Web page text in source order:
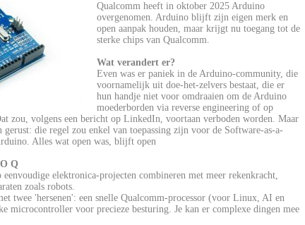
Qualcomm heeft in oktober 2025 Arduino
overgenomen. Arduino blijft zijn eigen merk en
open aanpak houden, maar krijgt nu toegang tot de
sterke chips van Qualcomm.
Wat verandert er?
Even was er paniek in de Arduino-community, die
voornamelijk uit doe-het-zelvers bestaat, die er
hun handje niet voor omdraaien om de Arduino
moederborden via reverse engineering of op
zou, volgens een bericht op LinkedIn, voortaan verboden worden. Maar
die regel zou enkel van toepassing zijn voor de Software-as-a-
Alles wat open was, blijft open
Q
elektronica-projecten combineren met meer rekenkracht,
zoals robots.
twee 'hersenen': een snelle Qualcomm-processor (voor Linux, AI en
microcontroller voor precieze besturing. Je kan er complexe dingen mee